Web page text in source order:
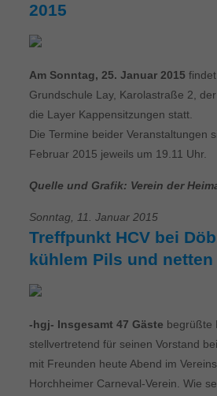
2015
Am Sonntag, 25. Januar 2015
Grundschule Lay, Karolastraße 2,
die Layer Kappensitzungen statt.
Die Termine beider Veranstaltungen
Februar 2015 jeweils um 19.11 Uhr.
Quelle und Grafik: Verein der
Sonntag, 11. Januar 2015
Treffpunkt HCV bei
kühlem Pils und netten
-hgj- Insgesamt 47 Gäste begrüßte
stellvertretend für seinen Vorstand
mit Freunden heute Abend im
Horchheimer Carneval-Verein. Wie